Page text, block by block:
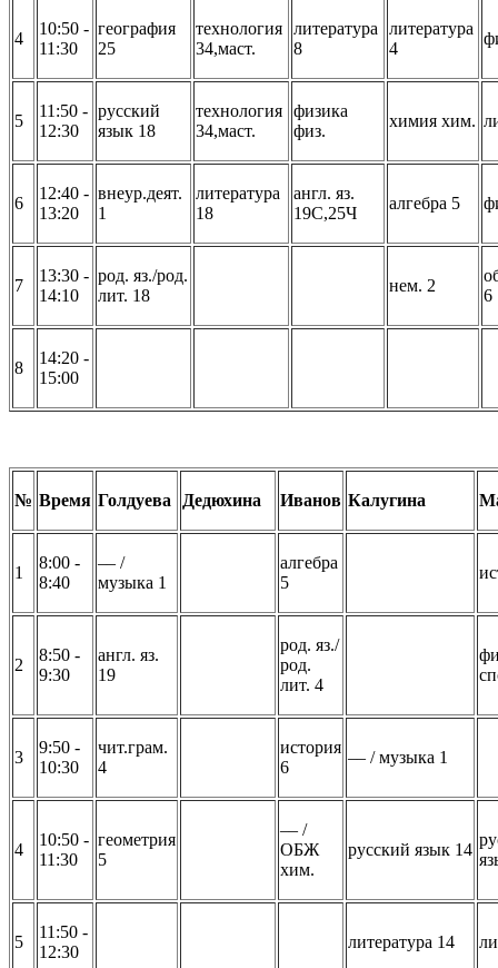
4
10:50 -
11:30
география
25
технология
34,маст.
литература
8
литература
4
5
11:50 -
12:30
русский
язык 18
технология
34,маст.
физика
физ.
химия хим.
6
12:40 -
13:20
внеур.деят.
1
литература
18
англ. яз.
19С,25Ч
алгебра 5
7
13:30 -
14:10
род. яз./род.
лит. 18
нем. 2
6
8
14:20 -
15:00
№ Время Голдуева Дедюхина Иванов Калугина
1
8:00 -
8:40
–– /
музыка 1
алгебра
5
2
8:50 -
9:30
англ. яз.
19
род. яз./
род.
лит. 4
3
9:50 -
10:30
чит.грам.
4
история
6
–– / музыка 1
4
10:50 -
11:30
геометрия
5
–– /
ОБЖ
хим.
русский язык 14
5
11:50 -
12:30
литература 14